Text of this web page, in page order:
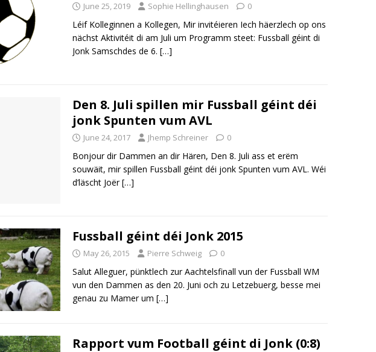
June 25, 2019 Sophie Hellinghausen 0
Léif Kolleginnen a Kollegen, Mir invitéieren Iech häerzlech op ons
nächst Aktivitéit di am Juli um Programm steet: Fussball géint di
Jonk Samschdes de 6. […]
Den 8. Juli spillen mir Fussball géint déi
jonk Spunten vum AVL
June 24, 2017 Jhemp Schreiner 0
Bonjour dir Dammen an dir Hären, Den 8. Juli ass et erëm
souwäit, mir spillen Fussball géint déi jonk Spunten vum AVL. Wéi
d’läscht Joër[…]
Fussball géint déi Jonk 2015
May 26, 2015 Pierre Schweig 0
Salut Alleguer, pünktlech zur Aachtelsfinall vun der Fussball WM
vun den Dammen as den 20. Juni och zu Letzebuerg, besse mei
genau zu Mamer um […]
Rapport vum Football géint di Jonk (0:8)